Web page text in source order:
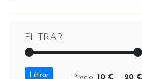
FILTRAR
Filtrar Precio: 10 € — 20 €